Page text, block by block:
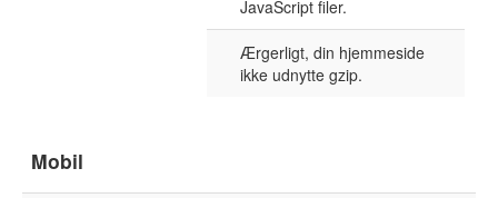
JavaScript filer.
Ærgerligt, din hjemmeside
ikke udnytte gzip.
Mobil